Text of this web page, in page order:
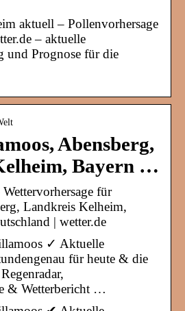
aktuell – Pollenvorhersage
– aktuelle
und Prognose für die
Abensberg,
Bayern …
für
Landkreis Kelheim,
| wetter.de
✓ Aktuelle
für heute & die
& Wetterbericht …